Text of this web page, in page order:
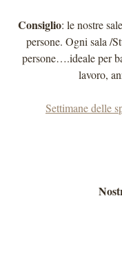
Consiglio: le nostre
persone. Ogni sala /
persone….ideale per
lavoro,
Settimane delle